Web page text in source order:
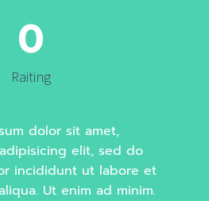
0
Raiting
dolor sit amet,
elit, sed do
incididunt ut labore et
Ut enim ad minim.